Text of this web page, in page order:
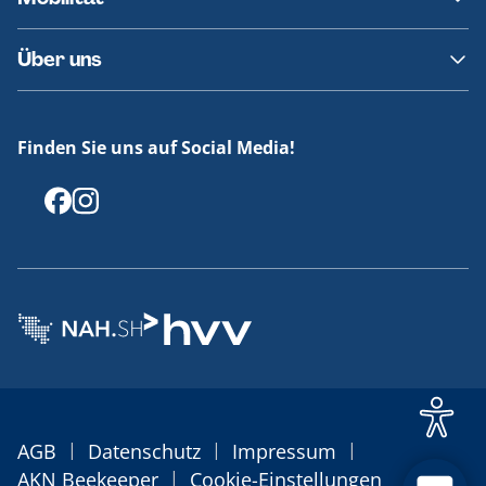
Fundsachen
Häufige Fragen
Barrierefreies Reisen
Erklärung Barrierefreiheit
Über uns
Offenlegungen
Finden Sie uns auf Social Media!
AGB | Datenschutz | Impressum |
AKN Beekeeper | Cookie-Einstellungen